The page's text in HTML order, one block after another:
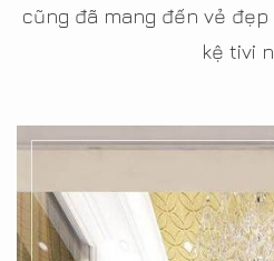
cũng đã mang đến vẻ
kệ tivi